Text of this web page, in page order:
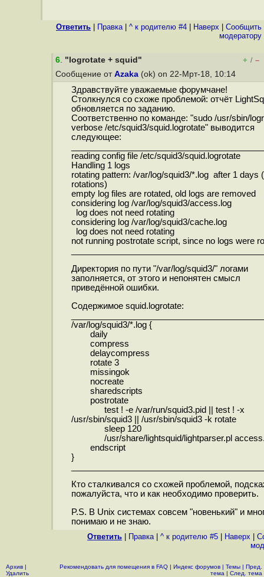
Ответить Правка| ^ к родителю #4 Наверх
Cообщить
модератору
6. "logrotate + squid" + / –
Сообщение от Azaka (ok) on 22-Мрт-18, 10:14
Здравствуйте уважаемые форумчане!
Столкнулся со схоже проблемой: отчёт
обновляется по заданию.
Соответственно по команде: "sudo /usr/sbin/
verbose /etc/squid3/squid.logrotate" выводится
следующее:
reading config file /etc/squid3/squid.logrotate
Handling 1 logs
rotating pattern: /var/log/squid3/*.log after 1 days
rotations)
empty log files are rotated, old logs are removed
considering log /var/log/squid3/access.log
log does not need rotating
considering log /var/log/squid3/cache.log
log does not need rotating
not running postrotate script, since no logs were
Директория по пути "/var/log/squid3/" логами
заполняется, от этого и непонятен смысл
приведённой ошибки.
Содержимое squid.logrotate:
/var/log/squid3/*.log {
daily
compress
delaycompress
rotate 3
missingok
nocreate
sharedscripts
postrotate
test ! -e /var/run/squid3.pid || test ! -x
/usr/sbin/squid3 || /usr/sbin/squid3 -k rotate
sleep 120
/usr/share/lightsquid/lightparser.pl
endscript
}
Кто сталкивался со схожей проблемой,
пожалуйста, что и как необходимо проверить.
P.S. В Unix системах совсем "новенький" и
понимаю и не знаю.
Ответить Правка| ^ к родителю #5 Наверх
Архив |
Удалить
Рекомендовать для помещения в FAQ | Индекс форумов | Темы | Пред.
тема | След. тема